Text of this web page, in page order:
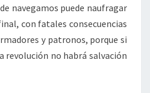
navegamos puede naufragar
con fatales consecuencias
y patronos, porque si
revolución no habrá salvación